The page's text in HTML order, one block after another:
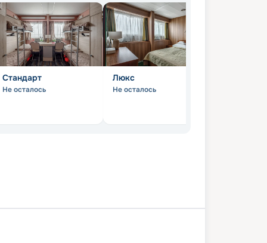
Стандарт
Не осталось
Люкс
Не осталось